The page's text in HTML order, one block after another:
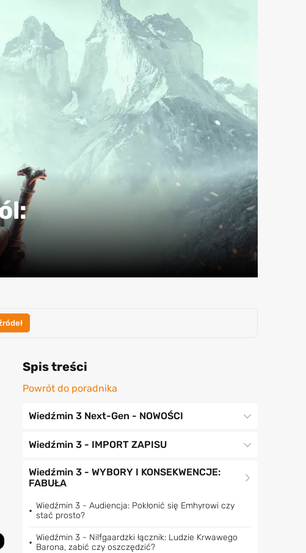
Spis treści
Powrót do poradnika
Wiedźmin 3 Next-Gen - NOWOŚCI
Wiedźmin 3 - IMPORT ZAPISU
Wiedźmin 3 - WYBORY I KONSEKWENCJE:
FABUŁA
Wiedźmin 3 - Audiencja: Pokłonić się Emhyrowi czy
stać prosto?
Wiedźmin 3 - Nilfgaardzki łącznik: Ludzie Krwawego
Barona, zabić czy oszczędzić?